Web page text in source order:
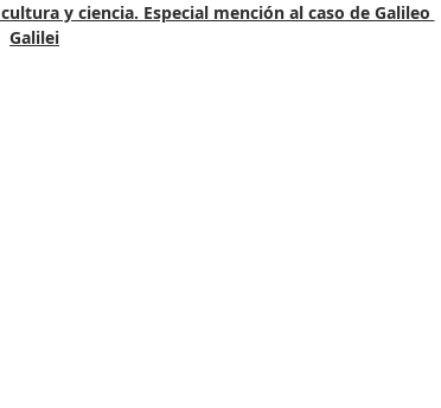
y ciencia. Especial mención al caso de Galileo
Galilei